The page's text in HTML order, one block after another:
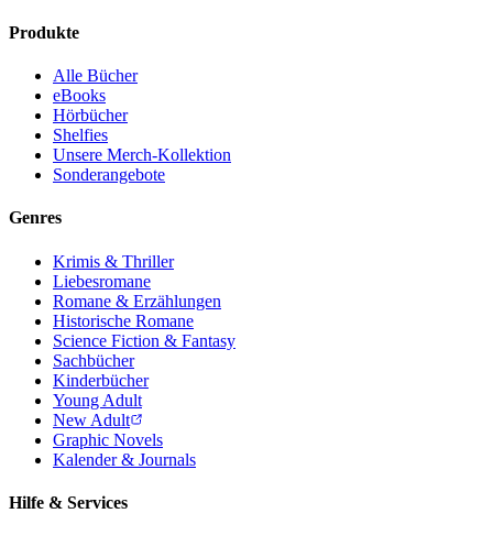
Produkte
Alle Bücher
eBooks
Hörbücher
Shelfies
Unsere Merch-Kollektion
Sonderangebote
Genres
Krimis & Thriller
Liebesromane
Romane & Erzählungen
Historische Romane
Science Fiction & Fantasy
Sachbücher
Kinderbücher
Young Adult
New Adult
Graphic Novels
Kalender & Journals
Hilfe & Services